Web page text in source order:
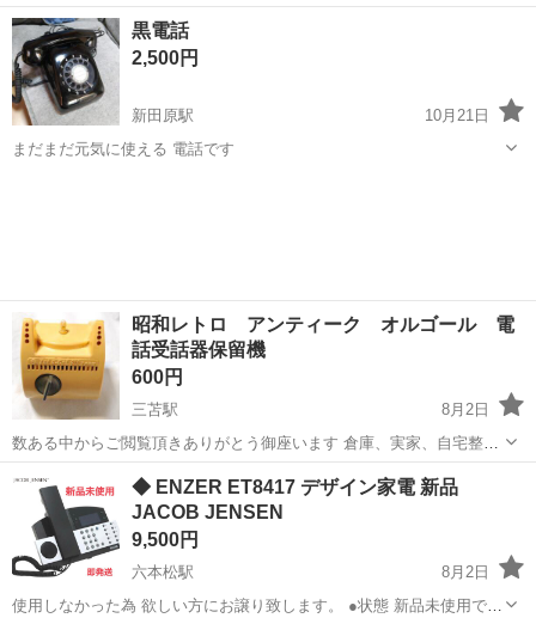
電話回線を 利用休止にしておりますので NTT電話加入権お譲り致しま
す。 現在も使用しておりますパナソニック製電話機（FAX付）子機３
台付き...
福岡 北九州市 電話、ＦＡＸ
黒電話
2,500円
新田原駅
10月21日
まだまだ元気に使える 電話です
昭和レトロ アンティーク オルゴール 電
話受話器保留機
600円
三苫駅
8月2日
数ある中からご閲覧頂きありがとう御座います 倉庫、実家、自宅整理
で出品です 古民家の飾り等に如何でしょうか？ 昭和レトロ オルゴー
ル 電話受話器保留機 禁じられた遊びがオルゴールでなります 当時懐
かしんで下さい ...
福岡 電話、ＦＡＸ オルゴール
◆ ENZER ET8417 デザイン家電 新品
JACOB JENSEN
9,500円
六本松駅
8月2日
使用しなかった為 欲しい方にお譲り致します。 ●状態 新品未使用です